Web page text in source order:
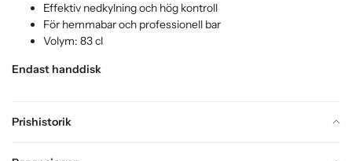
Prishistorik
Effektiv nedkylning och hög kontroll
För hemmabar och professionell bar
Volym: 83 cl
Endast handdisk